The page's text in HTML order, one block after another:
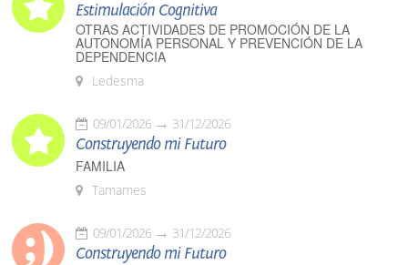
Estimulación Cognitiva
OTRAS ACTIVIDADES DE PROMOCIÓN DE LA
AUTONOMÍA PERSONAL Y PREVENCIÓN DE LA
DEPENDENCIA
Ledesma
09/01/2026 31/12/2026
Construyendo mi Futuro
FAMILIA
Tamames
09/01/2026 31/12/2026
Construyendo mi Futuro